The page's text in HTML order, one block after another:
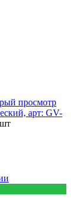
просмотр
арт: GV-